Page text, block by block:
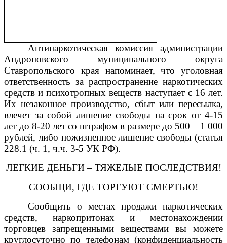
Антинаркотическая комиссия администрации
Андроповского муниципального округа
Ставропольского края напоминает, что уголовная
ответственность за распространение наркотических
средств и психотропных веществ наступает с 16 лет.
Их незаконное производство, сбыт или пересылка,
влечет за собой лишение свободы на срок от 4-15
лет до 8-20 лет со штрафом в размере до 500 – 1 000
рублей, либо пожизненное лишение свободы (статья
228.1 (ч. 1, ч.ч. 3-5 УК РФ).
ЛЕГКИЕ ДЕНЬГИ – ТЯЖЕЛЫЕ ПОСЛЕДСТВИЯ!
СООБЩИ, ГДЕ ТОРГУЮТ СМЕРТЬЮ!
Сообщить о местах продажи наркотических
средств, наркопритонах и местонахождении
торговцев запрещенными веществами вы можете
круглосуточно по телефонам (конфиденциальность